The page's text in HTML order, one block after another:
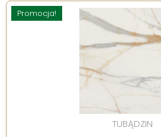
Promocja!
TUBĄDZIN